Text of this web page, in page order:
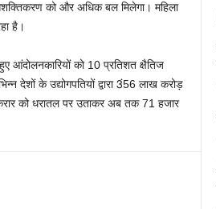
को और अधिक बल मिलेगा। महिला
है।
आंदोलनकारियों को 10 प्रतिशत क्षैतिज
देशों के उद्योगपतियों द्वारा 3ं56 लाख करोड़
को धरातल पर उताकर अब तक 71 हजार